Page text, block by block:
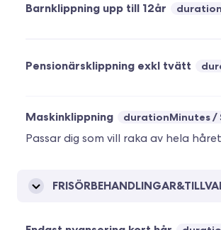
Barnklippning upp till 12år
Pensionärsklippning exkl tvätt
Maskinklippning durationMinutes
Passar dig som vill raka av hela